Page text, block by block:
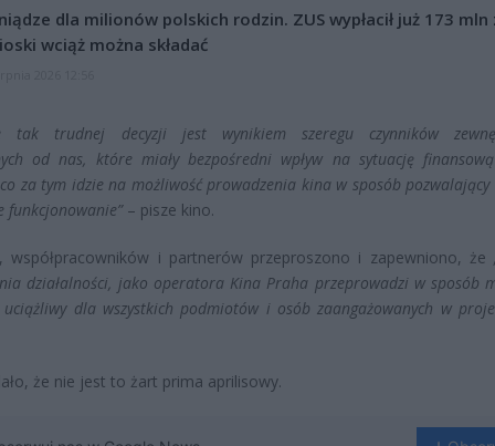
dla milionów polskich rodzin. ZUS wypłacił już 173 mln
wciąż można składać
tak trudnej decyzji jest wynikiem szeregu czynników
od nas, które miały bezpośredni wpływ na sytuację
za tym idzie na możliwość prowadzenia kina w sposób
funkcjonowanie”– pisze kino.
współpracowników i partnerów przeproszono i zapewniono, że
działalności, jako operatora Kina Praha przeprowadzi w sposób
dla wszystkich podmiotów i osób zaangażowanych w
że nie jest to żart prima aprilisowy.